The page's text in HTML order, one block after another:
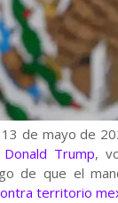
de mayo de
Donald Trump,
de que el
territorio